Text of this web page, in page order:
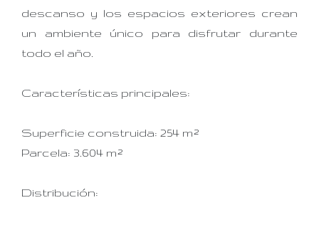
descanso y los espacios exteriores crean
un ambiente único para disfrutar durante
todo el año.
Características principales:
Superficie construida: 254 m²
Parcela: 3.604 m²
Distribución: